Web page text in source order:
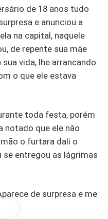
de 18 anos tudo
e anunciou a
na capital, naquele
de repente sua mãe
vida, lhe arrancando
o que ele estava
toda festa, porém
notado que ele não
o furtara dali o
se entregou as lágrimas
de surpresa e me